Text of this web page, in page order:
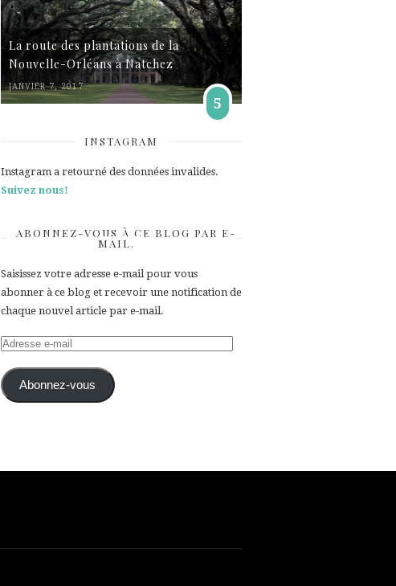
La route des plantations de la
Nouvelle-Orléans à Natchez
JANVIER 7, 2017
5
INSTAGRAM
Instagram a retourné des données invalides.
Suivez nous!
ABONNEZ-VOUS À CE BLOG PAR E-
MAIL.
Saisissez votre adresse e-mail pour vous
abonner à ce blog et recevoir une notification de
chaque nouvel article par e-mail.
Adresse
mail Abonnez-vous